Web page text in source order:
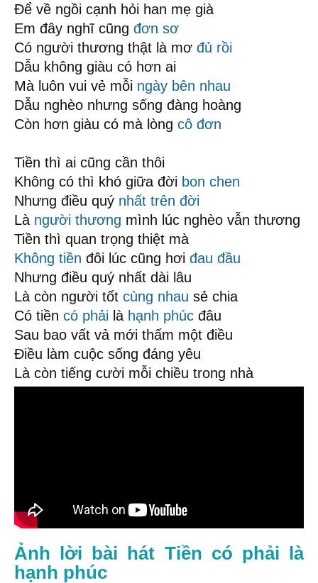
Để về ngồi cạnh hỏi han mẹ già
Em đây nghĩ cũng đơn sơ
Có người thương thật là mơ đủ rồi
Dẫu không giàu có hơn ai
Mà luôn vui vẻ mỗi ngày bên nhau
Dẫu nghèo nhưng sống đàng hoàng
Còn hơn giàu có mà lòng cô đơn
Tiền thì ai cũng cần thôi
Không có thì khó giữa đời bon chen
Nhưng điều quý nhất trên đời
Là người thương mình lúc nghèo vẫn thương
Tiền thì quan trọng thiệt mà
Không tiền đôi lúc cũng hơi đau đầu
Nhưng điều quý nhất dài lâu
Là còn người tốt cùng nhau sẻ chia
Có tiền có phải là hạnh phúc đâu
Sau bao vất vả mới thấm một điều
Điều làm cuộc sống đáng yêu
Là còn tiếng cười mỗi chiều trong nhà
Ảnh lời bài hát Tiền có phải là
hạnh phúc